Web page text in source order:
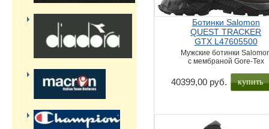
Ботинки Salomon
QUEST TRACKER
GTX L47605500
Мужские ботинки
с мембраной Gore-Tex
40399,00 руб. купить